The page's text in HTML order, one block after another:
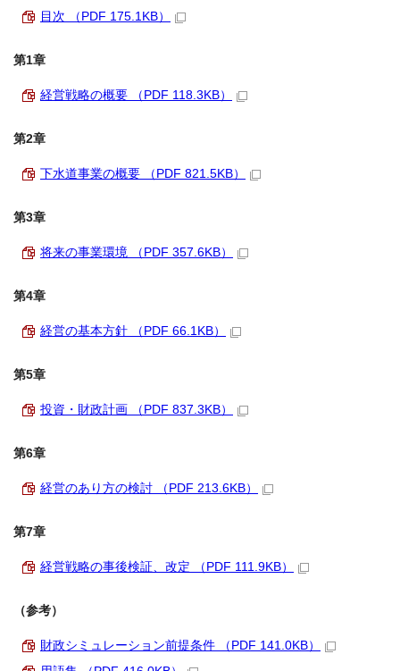
目次 （PDF 175.1KB）
第1章
経営戦略の概要 （PDF 118.3KB）
第2章
下水道事業の概要 （PDF 821.5KB）
第3章
将来の事業環境 （PDF 357.6KB）
第4章
経営の基本方針 （PDF 66.1KB）
第5章
投資・財政計画 （PDF 837.3KB）
第6章
経営のあり方の検討 （PDF 213.6KB）
第7章
経営戦略の事後検証、改定 （PDF 111.9KB）
（参考）
財政シミュレーション前提条件 （PDF 141.0KB）